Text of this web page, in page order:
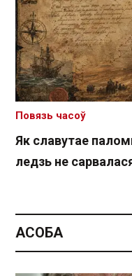
Як славутае
ледзь не
Повязь часоў
АСОБА